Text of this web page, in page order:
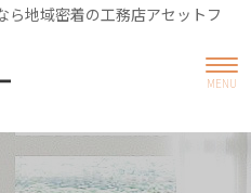
ら地域密着の工務店アセットフ